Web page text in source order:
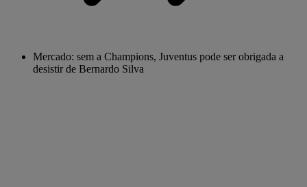
Mercado: sem a Champions, Juventus pode ser obrigada a
desistir de Bernardo Silva